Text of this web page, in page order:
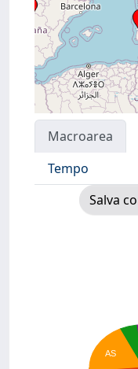
Macroarea
Tempo
Salva
AS